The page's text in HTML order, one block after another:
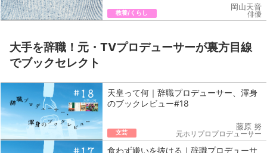
教養/くらし
岡山天音
俳優
大手を辞職！元・TVプロデューサーが裏方目線
でブックセレクト
天皇って何｜辞職プロデューサー、渾身
のブックレビュー#18
文芸
藤原 努
元ホリプロプロデューサー
食わず嫌いを抜ける｜辞職プロデューサ